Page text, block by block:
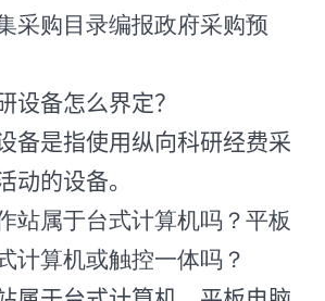
采购目录编报政府采购预
设备怎么界定？
备是指使用纵向科研经费采
动的设备。
站属于台式计算机吗？平板
计算机或触控一体吗？